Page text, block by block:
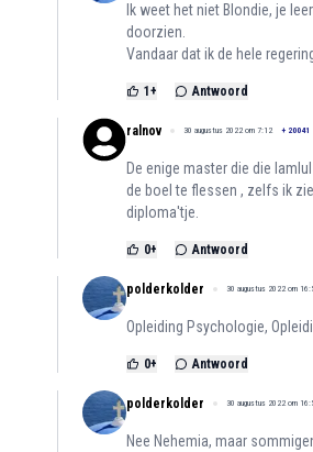
Ik weet het niet Blondie, je
doorzien.
Vandaar dat ik de hele
1 + Antwoord
ralnov 30 augustus 2022 om 7:12 + 20041
De enige master die die
de boel te flessen , zelfs ik
diploma'tje.
0+ Antwoord
polderkolder 30 augustus 2022 om
Opleiding Psychologie,
0+ Antwoord
polderkolder 30 augustus 2022 om
Nee Nehemia, maar